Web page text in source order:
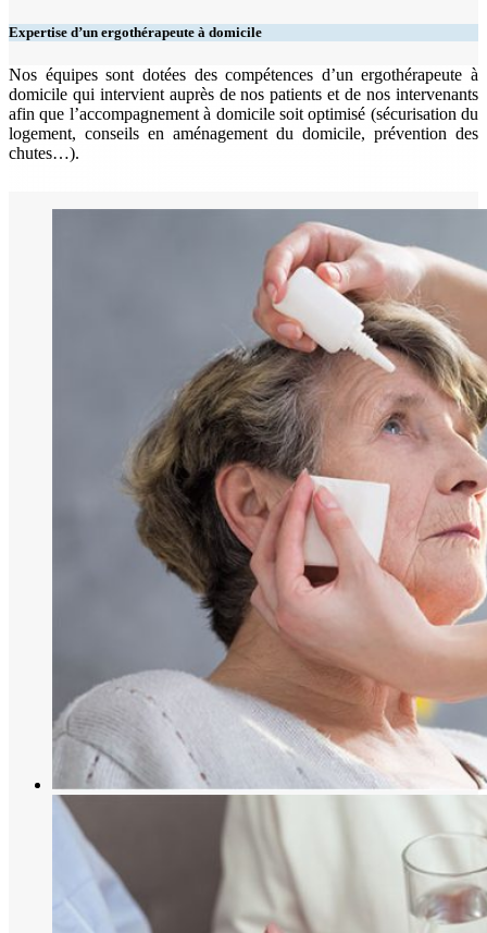
Expertise d’un ergothérapeute à domicile
Nos équipes sont dotées des compétences d’un ergothérapeute à
domicile qui intervient auprès de nos patients et de nos intervenants
afin que l’accompagnement à domicile soit optimisé (sécurisation du
logement, conseils en aménagement du domicile, prévention des
chutes…).